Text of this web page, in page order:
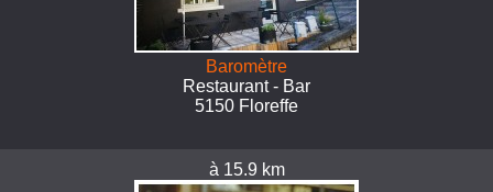
Baromètre
Restaurant - Bar
5150 Floreffe
à 15.9 km